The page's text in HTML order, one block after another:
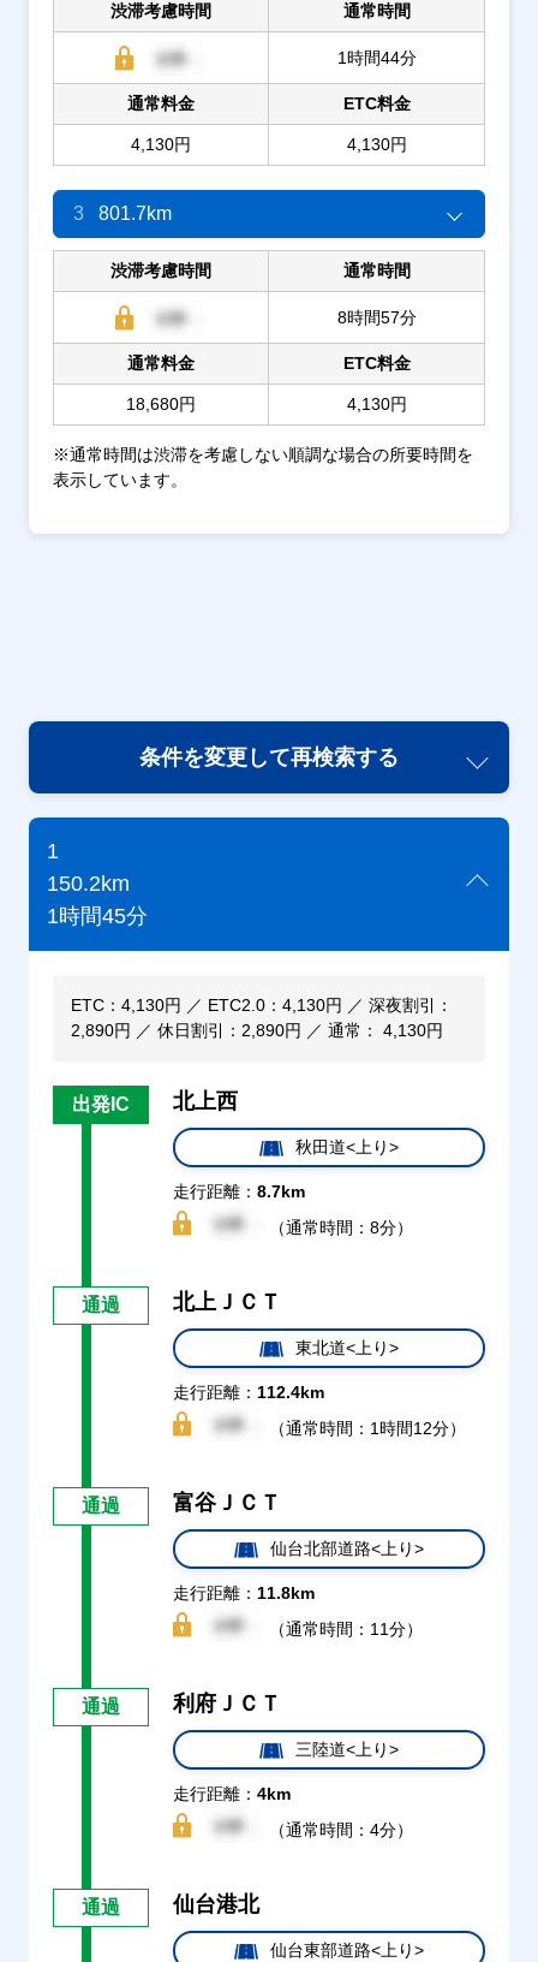
渋滞考慮時間 通常時間
1時間44分
通常料金
4,130円
ETC料金
4,130円
3 801.7km
渋滞考慮時間 通常時間
8時間57分
通常料金
18,680円
ETC料金
4,130円
※通常時間は渋滞を考慮しない順調な場合の所要時間を
表示しています。
条件を変更して再検索する
1
150.2km
1時間45分
ETC：4,130円 ／ ETC2.0：4,130円 ／ 深夜割引：
2,890円 ／ 休日割引：2,890円 ／ 通常： 4,130円
出発IC 北上西
秋田道<上り>
走行距離： 8.7km
（通常時間：8分）
通過 北上ＪＣＴ
東北道<上り>
走行距離： 112.4km
（通常時間：1時間12分）
通過 富谷ＪＣＴ
仙台北部道路<上り>
走行距離： 11.8km
（通常時間：11分）
通過 利府ＪＣＴ
三陸道<上り>
走行距離： 4km
（通常時間：4分）
通過 仙台港北
仙台東部道路<上り>